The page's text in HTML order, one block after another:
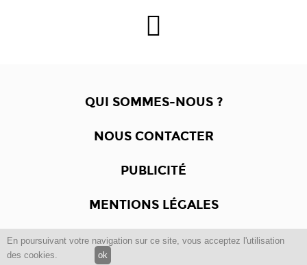
En poursuivant votre navigation sur ce site, vous acceptez l'utilisation
des cookies.
ok
QUI SOMMES-NOUS ?
NOUS CONTACTER
PUBLICITÉ
MENTIONS LÉGALES
Copyright © 2012 -2017Dewalgo- Tous droits réservés.